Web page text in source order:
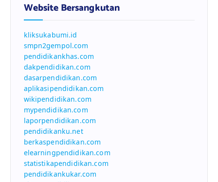
Website Bersangkutan
kliksukabumi.id
smpn2gempol.com
pendidikankhas.com
dakpendidikan.com
dasarpendidikan.com
aplikasipendidikan.com
wikipendidikan.com
mypendidikan.com
laporpendidikan.com
pendidikanku.net
berkaspendidikan.com
elearningpendidikan.com
statistikapendidikan.com
pendidikankukar.com